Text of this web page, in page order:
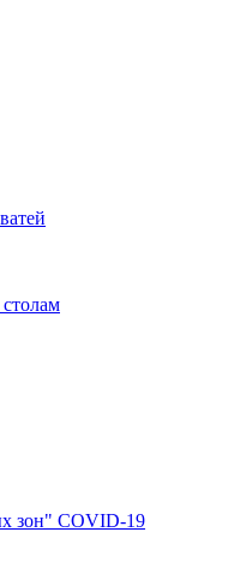
зон" COVID-19